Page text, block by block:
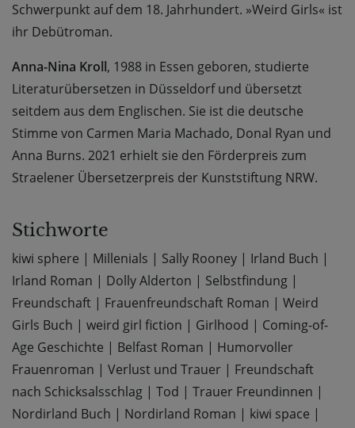
Schwerpunkt auf dem 18. Jahrhundert. »Weird Girls« ist
ihr Debütroman.
Anna-Nina Kroll, 1988 in Essen geboren, studierte
Literaturübersetzen in Düsseldorf und übersetzt
seitdem aus dem Englischen. Sie ist die deutsche
Stimme von Carmen Maria Machado, Donal Ryan und
Anna Burns. 2021 erhielt sie den Förderpreis zum
Straelener Übersetzerpreis der Kunststiftung NRW.
Stichworte
kiwi sphere | Millenials | Sally Rooney | Irland Buch |
Irland Roman | Dolly Alderton | Selbstfindung |
Freundschaft | Frauenfreundschaft Roman | Weird
Girls Buch | weird girl fiction | Girlhood | Coming-of-
Age Geschichte | Belfast Roman | Humorvoller
Frauenroman | Verlust und Trauer | Freundschaft
nach Schicksalsschlag | Tod | Trauer Freundinnen |
Nordirland Buch | Nordirland Roman | kiwi space |